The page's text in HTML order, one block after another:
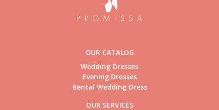
OUR CATALOG
Wedding Dresses
Evening Dresses
Rental Wedding Dress
OUR SERVICES